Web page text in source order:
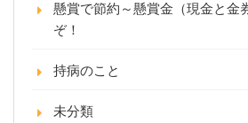
懸賞で節約～懸賞金（現金と金
ぞ！
持病のこと
未分類